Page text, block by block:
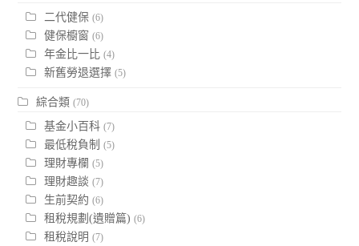
二代健保 (6)
健保櫥窗 (6)
年金比一比 (4)
新舊勞退選擇 (5)
綜合類 (70)
基金小百科 (7)
最低稅負制 (5)
理財專欄 (5)
理財趣談 (7)
生前契約 (6)
租稅規劃(遺贈篇) (6)
租稅說明 (7)